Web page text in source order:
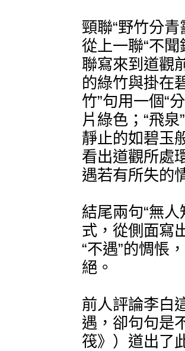
頸聯“野竹分
從上一聯“不
聯寫來到道觀
的綠竹與掛在
竹”句用一個“
片綠色；“飛
靜止的如碧玉
看出道觀所處
遇若有所失的
結尾兩句“無
式，從側面寫
“不遇”的惆悵
絕。
前人評論李白
遇，卻句句是
筏》）道出了